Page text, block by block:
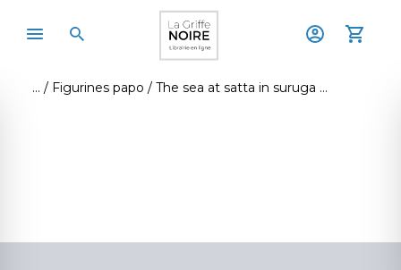
Figurines papo The sea at satta in suruga province notebook